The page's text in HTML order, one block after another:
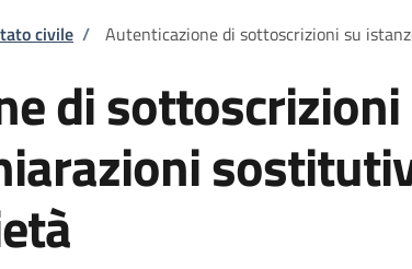
civile / Autenticazione di sottoscrizioni su
di